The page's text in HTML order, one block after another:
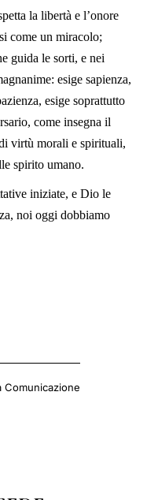
la libertà e l’onore
come un miracolo;
guida le sorti, e nei
esige sapienza,
esige soprattutto
come insegna il
virtù morali e spirituali,
spirito umano.
iniziate, e Dio le
noi oggi dobbiamo